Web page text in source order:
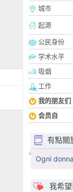
城市
起源
公民身份
学术水平
吸烟
工作
我的朋友们
会员自
有點關
Ogni
我希